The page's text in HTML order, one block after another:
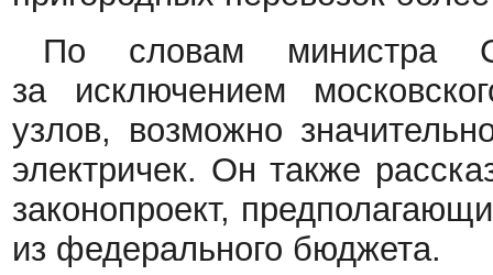
По словам министра
за исключением
узлов, возможно
электричек. Он также
законопроект,
из федерального бюджета.